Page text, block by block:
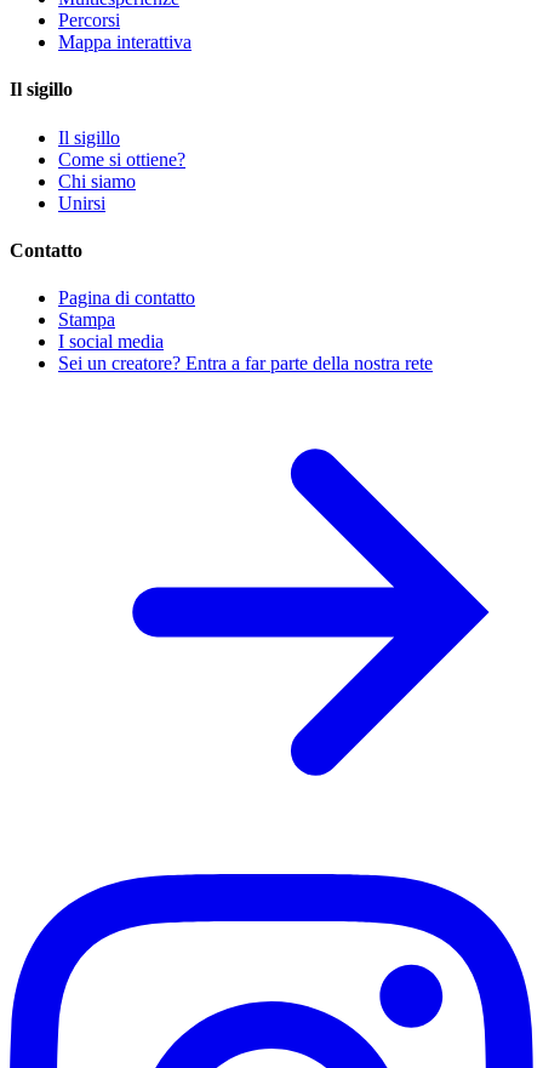
Percorsi
Mappa interattiva
Il sigillo
Il sigillo
Come si ottiene?
Chi siamo
Unirsi
Contatto
Pagina di contatto
Stampa
I social media
Sei un creatore? Entra a far parte della nostra rete